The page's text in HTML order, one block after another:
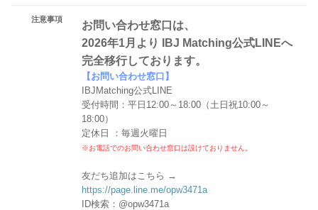
注意事項
お問い合わせ窓口は、
2026年1月より IBJ Matching公式LINEへ
完全移行しております。
【お問い合わせ窓口】
IBJMatching公式LINE
受付時間：平日12:00～18:00（土日祝10:00～
18:00）
定休日 ：毎週火曜日
※お電話でのお問い合わせ窓口は設けておりません。
友だち追加はこちら →
https://page.line.me/opw3471a
ID検索：@opw3471a